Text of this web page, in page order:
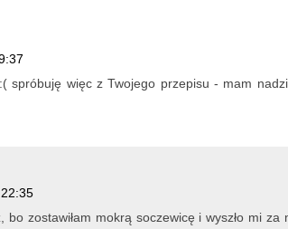
spróbuję więc z Twojego przepisu - mam
zostawiłam mokrą soczewicę i wyszło mi